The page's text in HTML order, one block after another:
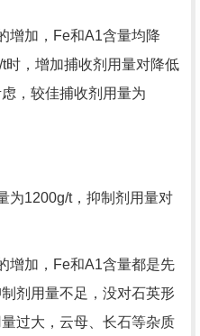
增加，Fe和A1含量均降
，增加捕收剂用量对降低
，较佳捕收剂用量为
为1200g/t，抑制剂用量对
增加，Fe和A1含量都是先
剂用量不足，没对石英形
过大，云母、长石等杂质